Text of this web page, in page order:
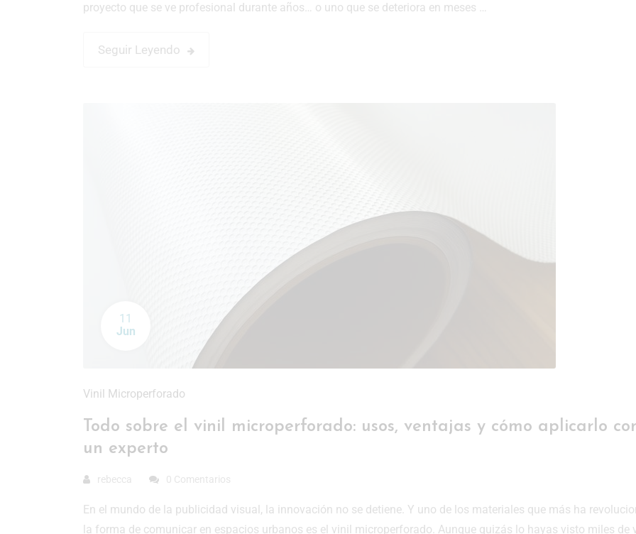
proyecto que se ve profesional durante años… o uno que se deteriora en meses …
Seguir Leyendo
11
Jun
Vinil Microperforado
Todo sobre el vinil microperforado: usos, ventajas y cómo aplicarlo
un experto
rebecca 0 Comentarios
En el mundo de la publicidad visual, la innovación no se detiene. Y uno de los materiales que más ha
la forma de comunicar en espacios urbanos es el vinil microperforado. Aunque quizás lo hayas visto miles de